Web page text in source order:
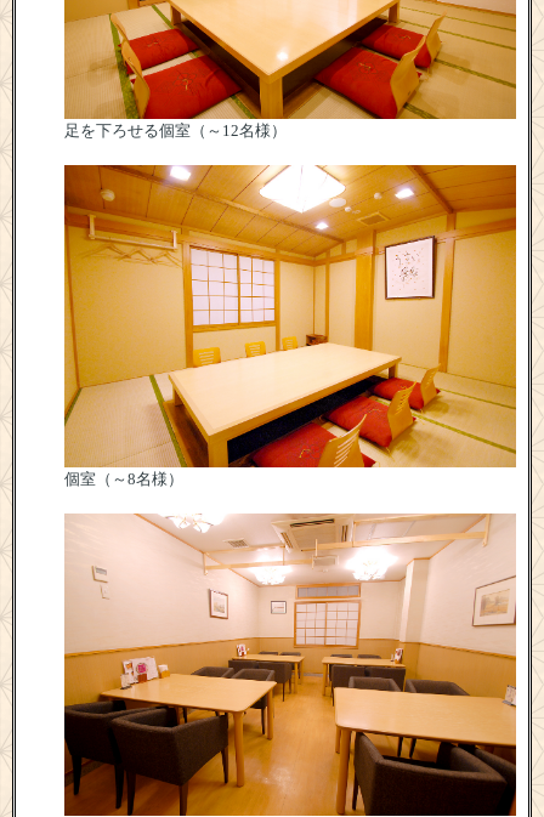
足を下ろせる個室（～12名様）
個室（～8名様）